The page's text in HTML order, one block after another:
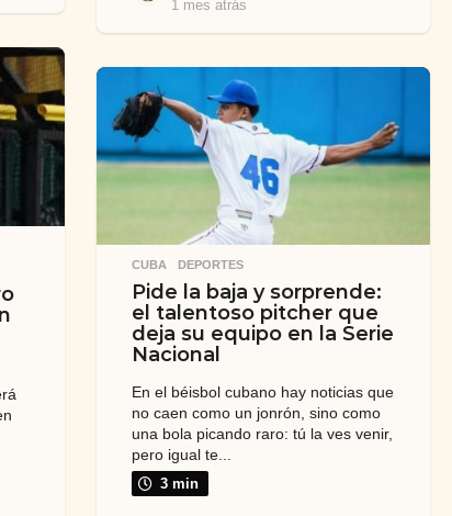
1 mes atrás
s
a
t
r
á
s
CUBA ,DEPORTES
Pide la baja y sorprende:
el talentoso pitcher que
deja su equipo en la Serie
Nacional
En el béisbol cubano hay noticias que
no caen como un jonrón, sino como
una bola picando raro: tú la ves venir,
pero igual te...
3 min